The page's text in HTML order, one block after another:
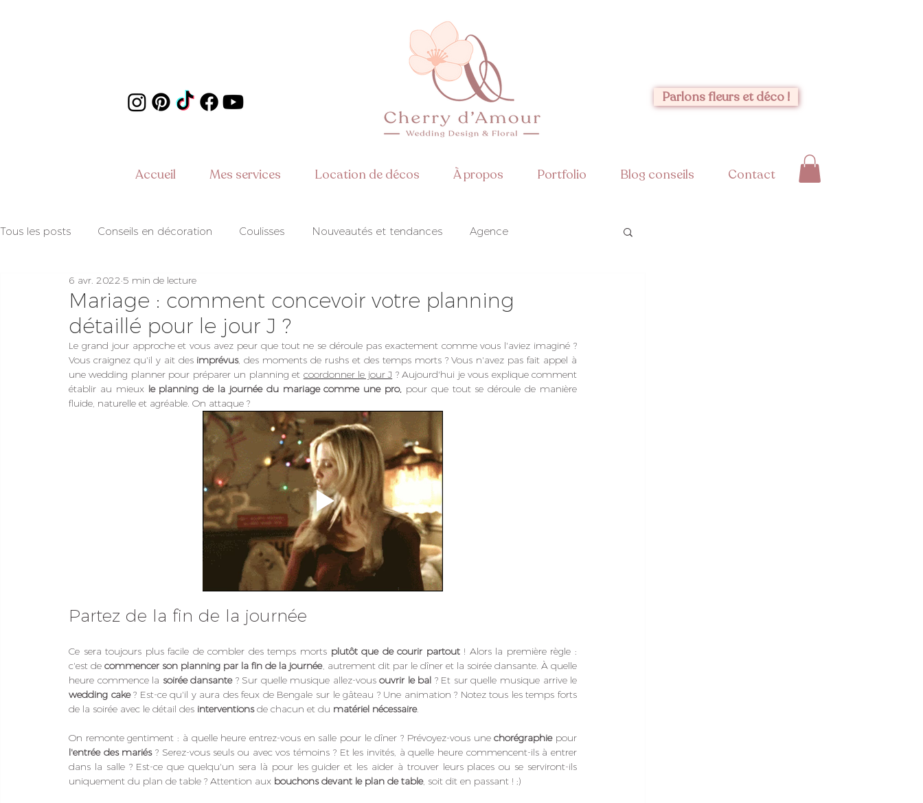
Parlons fleurs et déco !
Accueil Mes services Location de décos À propos Portfolio Blog conseils Contact
Tous les posts Conseils en décoration Coulisses Nouveautés et tendances Agence
Coups de coeur Prestataires
Mariage : comment concevoir votre planning
détaillé pour le jour J ?
6 avr. 2022 5 min de lecture
Le grand jour approche et vous avez peur que tout ne se déroule pas exactement comme vous l'aviez imaginé ?
Vous craignez qu'il y ait des imprévus, des moments de rushs et des temps morts ? Vous n'avez pas fait appel à
une wedding planner pour préparer un planning et coordonner le jour J ? Aujourd'hui je vous explique comment
établir au mieux le planning de la journée du mariage comme une pro, pour que tout se déroule de manière
fluide, naturelle et agréable. On attaque ?
Partez de la fin de la journée
Ce sera toujours plus facile de combler des temps morts plutôt que de courir partout ! Alors la première règle :
c'est de commencer son planning par la fin de la journée, autrement dit par le dîner et la soirée dansante. À quelle
heure commence la soirée dansante ? Sur quelle musique allez-vous ouvrir le bal
wedding cake ? Est-ce qu'il y aura des feux de Bengale sur le gâteau ? Une animation ? Notez tous les temps forts
de la soirée avec le détail des interventions de chacun et du matériel nécessaire.
On remonte gentiment : à quelle heure entrez-vous en salle pour le dîner ? Prévoyez-vous une chorégraphie
l'entrée des mariés ? Serez-vous seuls ou avec vos témoins ? Et les invités, à quelle heure commencent-ils à entrer
dans la salle ? Est-ce que quelqu'un sera là pour les guider et les aider à trouver leurs places ou se serviront-ils
uniquement du plan de table ? Attention aux bouchons devant le plan de table, soit dit en passant ! ;)